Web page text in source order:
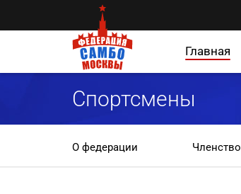
Главная
Спортсмены
О федерации Членство